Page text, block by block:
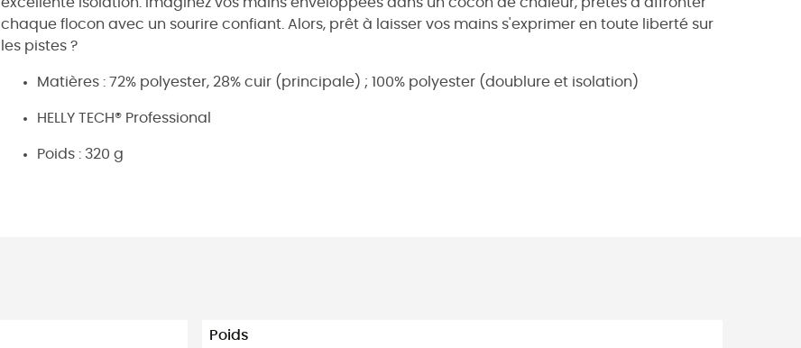
chaque flocon avec un sourire confiant. Alors, prêt à laisser vos mains s'exprimer en toute liberté sur
les pistes ?
Matières : 72% polyester, 28% cuir (principale) ; 100% polyester (doublure et isolation)
HELLY TECH® Professional
Poids : 320 g
Poids